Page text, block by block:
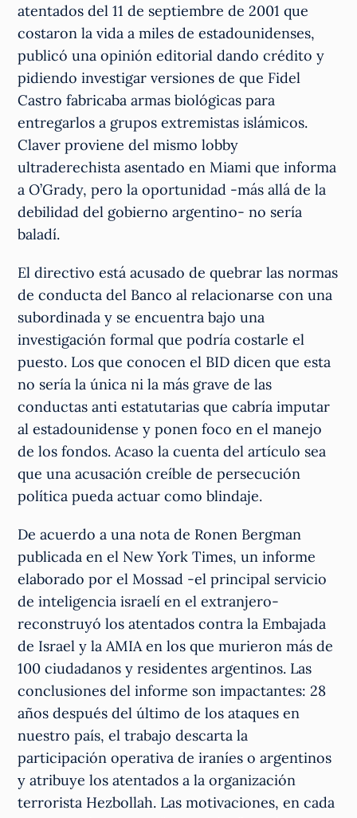
atentados del 11 de septiembre de 2001 que
costaron la vida a miles de estadounidenses,
publicó una opinión editorial dando crédito y
pidiendo investigar versiones de que Fidel
Castro fabricaba armas biológicas para
entregarlos a grupos extremistas islámicos.
Claver proviene del mismo lobby
ultraderechista asentado en Miami que informa
a O’Grady, pero la oportunidad -más allá de la
debilidad del gobierno argentino- no sería
baladí.
El directivo está acusado de quebrar las normas
de conducta del Banco al relacionarse con una
subordinada y se encuentra bajo una
investigación formal que podría costarle el
puesto. Los que conocen el BID dicen que esta
no sería la única ni la más grave de las
conductas anti estatutarias que cabría imputar
al estadounidense y ponen foco en el manejo
de los fondos. Acaso la cuenta del artículo sea
que una acusación creíble de persecución
política pueda actuar como blindaje.
De acuerdo a una nota de Ronen Bergman
publicada en el New York Times, un informe
elaborado por el Mossad -el principal servicio
de inteligencia israelí en el extranjero-
reconstruyó los atentados contra la Embajada
de Israel y la AMIA en los que murieron más de
100 ciudadanos y residentes argentinos. Las
conclusiones del informe son impactantes: 28
años después del último de los ataques en
nuestro país, el trabajo descarta la
participación operativa de iraníes o argentinos
y atribuye los atentados a la organización
terrorista Hezbollah. Las motivaciones, en cada